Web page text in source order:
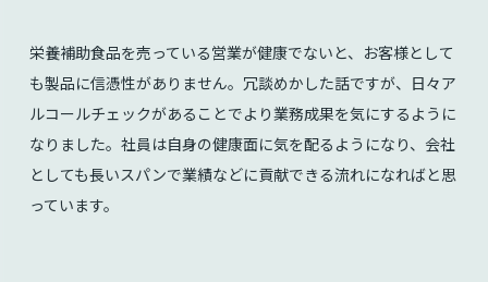
栄養補助食品を売っている営業が健康でないと、お客様として
も製品に信憑性がありません。冗談めかした話ですが、日々ア
ルコールチェックがあることでより業務成果を気にするように
なりました。社員は自身の健康面に気を配るようになり、会社
としても長いスパンで業績などに貢献できる流れになればと思
っています。